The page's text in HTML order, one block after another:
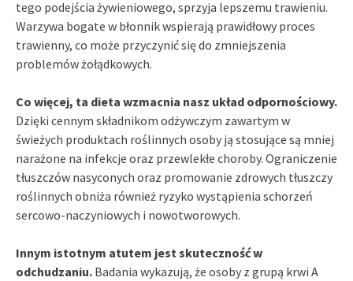
tego podejścia żywieniowego, sprzyja lepszemu trawieniu.
Warzywa bogate w błonnik wspierają prawidłowy proces
trawienny, co może przyczynić się do zmniejszenia
problemów żołądkowych.
Co więcej, ta dieta wzmacnia nasz układ odpornościowy.
Dzięki cennym składnikom odżywczym zawartym w
świeżych produktach roślinnych osoby ją stosujące są mniej
narażone na infekcje oraz przewlekłe choroby. Ograniczenie
tłuszczów nasyconych oraz promowanie zdrowych tłuszczy
roślinnych obniża również ryzyko wystąpienia schorzeń
sercowo-naczyniowych i nowotworowych.
Innym istotnym atutem jest skuteczność w
odchudzaniu. Badania wykazują, że osoby z grupą krwi A